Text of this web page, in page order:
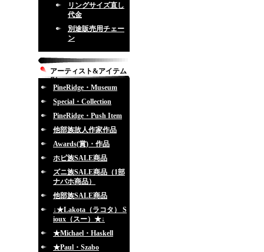
リングサイズ直し
代金
別途販売用チェー
ン
アーティスト&アイテム
別
PineRidge・Museum
Special・Collection
PineRidge・Push Item
他部族故人作家作品
Awards(賞)・作品
ホピ族SALE商品
ズニ族SALE商品（1部
ナバホ商品）
他部族SALE商品
↓★Lakota（ラコタ） S
ioux（スー）★↓
★Michael・Haskell
★Paul・Szabo